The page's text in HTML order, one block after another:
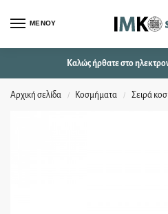
ΜΕΝΟΥ
Καλώς ήρθατε στο
Αρχική σελίδα / Κοσμήματα / Σειρά